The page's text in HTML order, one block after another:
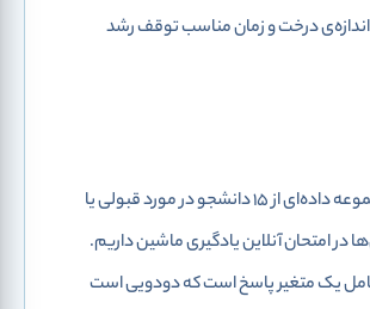
درخت و زمان مناسب توقف رشد
فرض کنید ما مجموعه داده‌ای از 15 دانشجو در مورد قبولی یا
امتحان آنلاین یادگیری ماشین داریم.
یک متغیر پاسخ است که دودویی است